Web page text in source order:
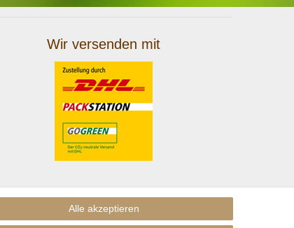
Wir versenden mit
Alle akzeptieren